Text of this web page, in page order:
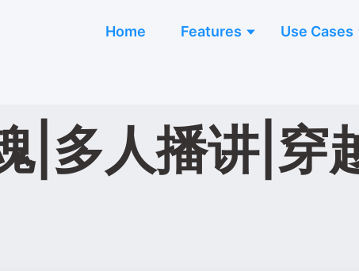
Home Features Use Cases
|多人播讲|穿